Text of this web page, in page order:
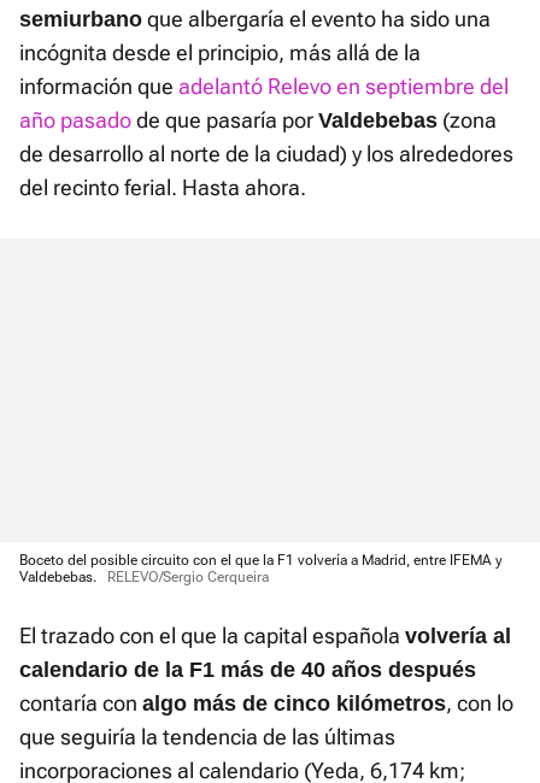
semiurbano que albergaría el evento ha sido una
incógnita desde el principio, más allá de la
información que adelantó Relevo en septiembre del
año pasadode que pasaría por Valdebebas (zona
de desarrollo al norte de la ciudad) y los alrededores
del recinto ferial. Hasta ahora.
Boceto del posible circuito con el que la F1 volvería a Madrid, entre IFEMA y
Valdebebas.
RELEVO/Sergio Cerqueira
El trazado con el que la capital española volvería al
calendario de la F1 más de 40 años después
contaría con algo más de cinco kilómetros, con lo
que seguiría la tendencia de las últimas
incorporaciones al calendario (Yeda, 6,174 km;